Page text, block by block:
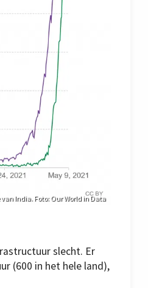
India. Foto: Our World in Data
slecht. Er
(600 in het hele land),